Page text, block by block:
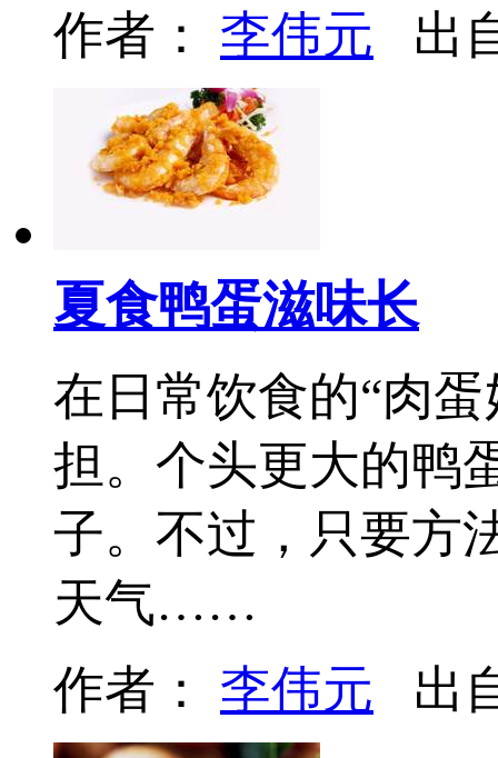
作者： 李伟元 出
夏食鸭蛋滋味长
在日常饮食的“肉
担。个头更大的鸭
子。不过，只要方
天气……
作者： 李伟元 出